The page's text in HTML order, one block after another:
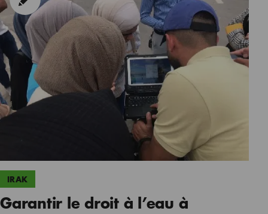
IRAK
Garantir le droit à l’eau à